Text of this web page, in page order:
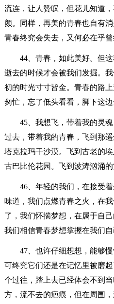
流连，让人赞叹，但花儿知道
颜。同样，再美的青春也自有
青春终究会失去，又何必在乎曾
44、青春，如此美好。但
逝去的时候才会被我们发掘。
初的时光寸寸皆金。青春的路
匆忙，忘了低头看看，脚下这边
45、我想飞，带着我的灵
过去，带着我的青春，飞到那
塔克拉玛干沙漠。飞到古老的
古巴比伦花园。飞到波涛汹涌的
46、年轻的我们，在接受
味道，我们点燃青春之火，在
了，我们怀揣梦想，在属于自
我们相信青春梦想掌握在我们
47、也许仔细想想，能够
可终究它们还是在记忆里被磨
个过往，踏上去已经体会不到
方，流不去的疤痕，但在周围